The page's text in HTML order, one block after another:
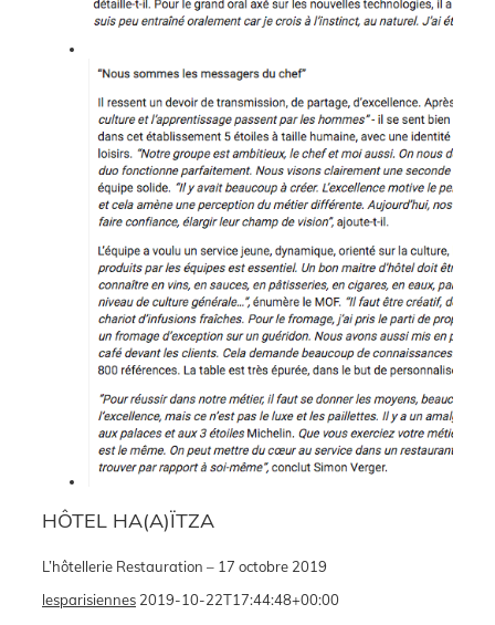
HÔTEL HA(A)ÏTZA
L’hôtellerie Restauration – 17 octobre 2019
lesparisiennes 2019-10-22T17:44:48+00:00